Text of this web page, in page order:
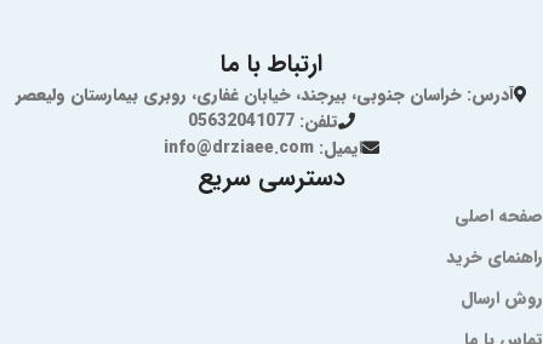
ارتباط با ما
آدرس: خراسان جنوبی، بیرجند، خیابان غفاری، روبری بیمارستان ولیعصر
تلفن: 05632041077
ایمیل: info@drziaee.com
دسترسی سریع
صفحه اصلی
راهنمای خرید
روش ارسال
تماس با ما